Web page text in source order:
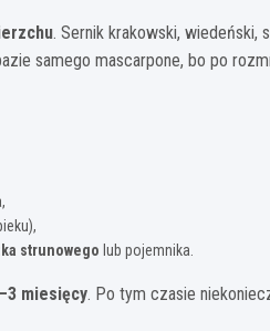
. Sernik krakowski, wiedeński,
samego mascarpone, bo po
strunowego lub pojemnika.
miesięcy. Po tym czasie